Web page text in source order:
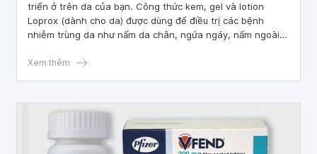
triển ở trên da của bạn. Công thức kem, gel và lotion
Loprox (dành cho da) được dùng để điều trị các bệnh
nhiễm trùng da như nấm da chân, ngứa ngáy, nấm ngoài
dụng để điều trị viêm da tiết bã nhờn, một tình trạng viêm
Xem thêm